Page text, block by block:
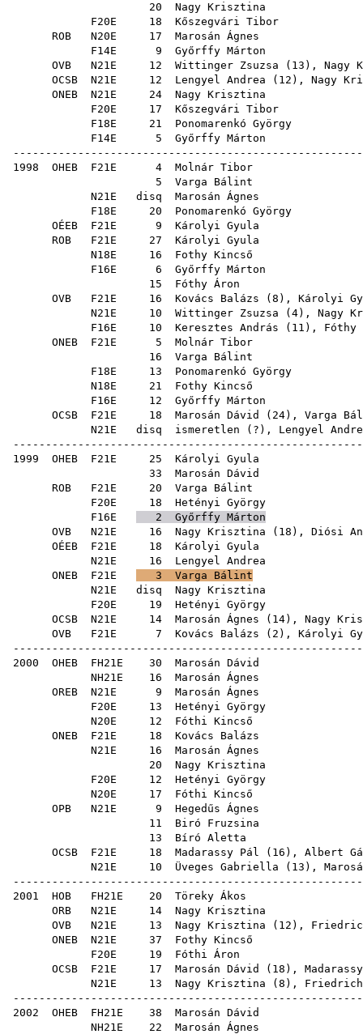
20
Nagy Krisztina
F20E 18
Kőszegvári Tibor
ROB N20E 17
Marosán Ágnes
F14E 9
Győrffy Márton
OVB N21E 12 Wittinger Zsuzsa ( 13 ), Nagy
OCSB N21E 12 Lengyel Andrea ( 12 ), Nagy
ONEB N21E 24
Nagy Krisztina
F20E 17
Kőszegvári Tibor
F18E 21
Ponomarenkó György
F14E 5
Győrffy Márton
1998 OHEB F21E 4
Molnár Tibor
5
Varga Bálint
N21E disq
Marosán Ágnes
F18E 20
Ponomarenkó György
OÉEB F21E 9
Károlyi Gyula
ROB F21E 27
Károlyi Gyula
N18E 16
Fothy Kincső
F16E 6
Győrffy Márton
15
Fóthy Áron
OVB F21E 16 Kovács Balázs ( 8 ), Károlyi
N21E 10 Wittinger Zsuzsa ( 4), Nagy
F16E 10 Keresztes András ( 11 ), Fóthy
ONEB F21E 5
Molnár Tibor
16
Varga Bálint
F18E 13
Ponomarenkó György
N18E 21
Fothy Kincső
F16E 12
Győrffy Márton
OCSB F21E 18 Marosán Dávid ( 24), Varga
N21E disq ismeretlen (?), Lengyel
1999 OHEB F21E 25
Károlyi Gyula
33
Marosán Dávid
ROB F21E 20
Varga Bálint
F20E 18
Hetényi György
F16E
2
Győrffy Márton
OVB N21E 16 Nagy Krisztina ( 18 ), Diósi
OÉEB F21E 18
Károlyi Gyula
N21E 16
Lengyel Andrea
ONEB F21E 3
Varga Bálint
N21E disq
Nagy Krisztina
F20E 19
Hetényi György
OCSB N21E 14 Marosán Ágnes ( 14), Nagy
OVB F21E 7 Kovács Balázs ( 2 ), Károlyi
2000 OHEB FH21E 30
Marosán Dávid
NH21E 16
Marosán Ágnes
OREB N21E 9
Marosán Ágnes
F20E 13
Hetényi György
N20E 12
Fóthi Kincső
ONEB F21E 18
Kovács Balázs
N21E 16
Marosán Ágnes
20
Nagy Krisztina
F20E 12
Hetényi György
N20E 17
Fóthi Kincső
OPB N21E 9
Hegedűs Ágnes
11
Biró Fruzsina
13
Bíró Aletta
OCSB F21E 18 Madarassy Pál ( 16 ), Albert
N21E 10 Üveges Gabriella ( 13 ),
2001 HOB FH21E 20
Töreky Ákos
ORB N21E 14
Nagy Krisztina
OVB N21E 13 Nagy Krisztina ( 12 ),
ONEB N21E 37
Fothy Kincső
F20E 19
Fóthi Áron
OCSB F21E 17 Marosán Dávid ( 18 ),
N21E 13 Nagy Krisztina ( 8 ),
2002 OHEB FH21E 38
Marosán Dávid
NH21E 22 Marosán Ágnes